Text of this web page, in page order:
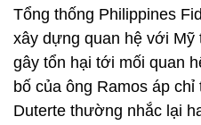
Tổng thống Philippines
xây dựng quan hệ với Mỹ
gây tổn hại tới mối quan
bố của ông Ramos áp
Duterte thường nhắc lại